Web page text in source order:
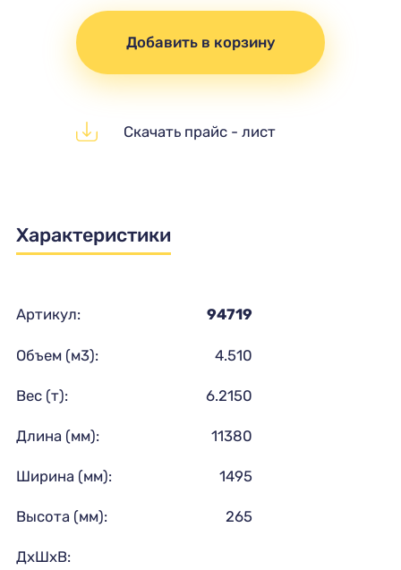
Добавить в корзину
Скачать прайс - лист
Характеристики
Артикул: 94719
Объем (м3): 4.510
Вес (т): 6.2150
Длина (мм): 11380
Ширина (мм): 1495
Высота (мм): 265
ДхШхВ: